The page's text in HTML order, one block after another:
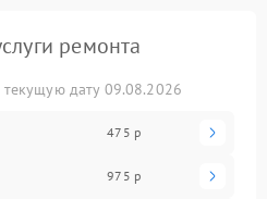
ремонта
дату 09.08.2026
475 р
975 р